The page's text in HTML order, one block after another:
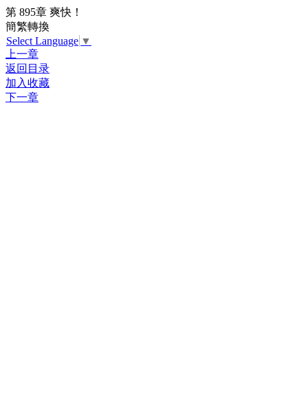
第 895章 爽快！
簡繁轉換
Select Language ▼
上一章
返回目录
加入收藏
下一章